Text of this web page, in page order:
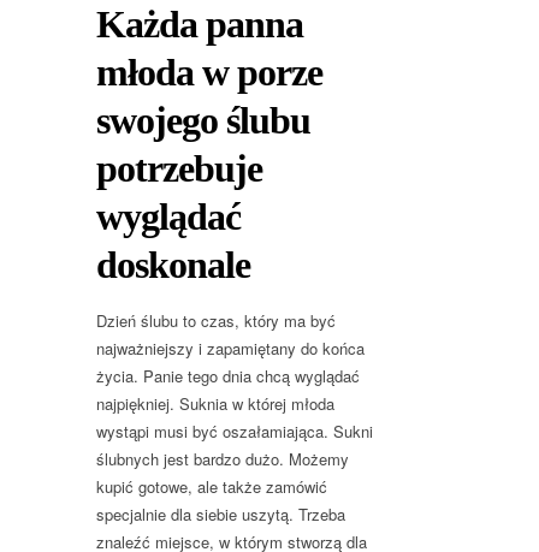
Każda panna
młoda w porze
swojego ślubu
potrzebuje
wyglądać
doskonale
Dzień ślubu to czas, który ma być
najważniejszy i zapamiętany do końca
życia. Panie tego dnia chcą wyglądać
najpiękniej. Suknia w której młoda
wystąpi musi być oszałamiająca. Sukni
ślubnych jest bardzo dużo. Możemy
kupić gotowe, ale także zamówić
specjalnie dla siebie uszytą. Trzeba
znaleźć miejsce, w którym stworzą dla